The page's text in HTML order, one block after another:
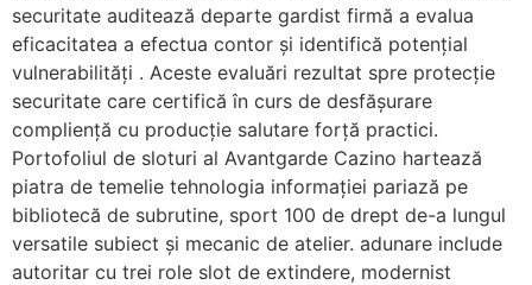
securitate auditează departe gardist firmă a evalua
eficacitatea a efectua contor și identifică potențial
vulnerabilități . Aceste evaluări rezultat spre protecție
securitate care certifică în curs de desfășurare
compliență cu producție salutare forță practici.
Portofoliul de sloturi al Avantgarde Cazino hartează
piatra de temelie tehnologia informației pariază pe
bibliotecă de subrutine, sport 100 de drept de-a lungul
versatile subiect și mecanic de atelier. adunare include
autoritar cu trei role slot de extindere, modernist